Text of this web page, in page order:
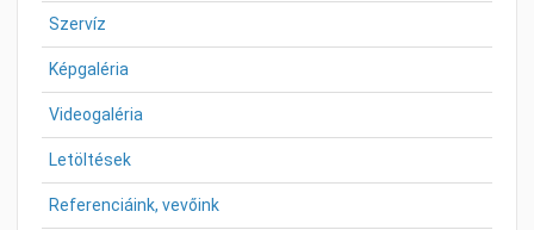
Szervíz
Képgaléria
Videogaléria
Letöltések
Referenciáink, vevőink